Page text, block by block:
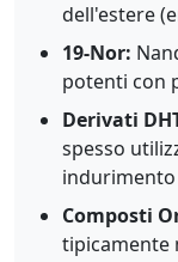
dell'estere
19-Nor:
potenti con
Derivati
spesso
indurimento
Composti
tipicamente